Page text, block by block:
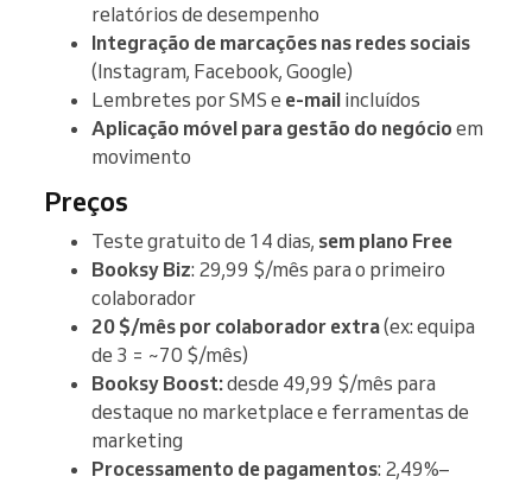
relatórios de desempenho
Integração de marcações nas redes sociais
(Instagram, Facebook, Google)
Lembretes por SMS e e-mail incluídos
Aplicação móvel para gestão do negócio em
movimento
Preços
Teste gratuito de 14 dias, sem plano Free
Booksy Biz: 29,99 $/mês para o primeiro
colaborador
20 $/mês por colaborador extra(ex: equipa
de 3 = ~70 $/mês)
Booksy Boost:desde 49,99 $/mês para
destaque no marketplace e ferramentas de
marketing
Processamento de pagamentos: 2,49%–